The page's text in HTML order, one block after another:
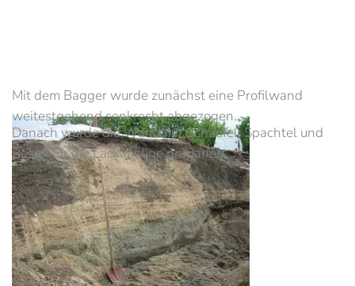
Mit dem Bagger wurde zunächst eine Profilwand
weitestgehend senkrecht abgezogen.
Danach wurde die Wand mit Schaufel, Spachtel und
Besen für die Lackabzüge präpariert...